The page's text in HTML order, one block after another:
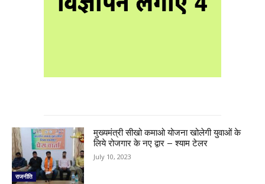
राजनीति
मुख्यमंत्री सीखो कमाओ योजना खोलेगी युवाओं के
लिये रोजगार के नए द्वार – श्याम टेलर
July 10, 2023